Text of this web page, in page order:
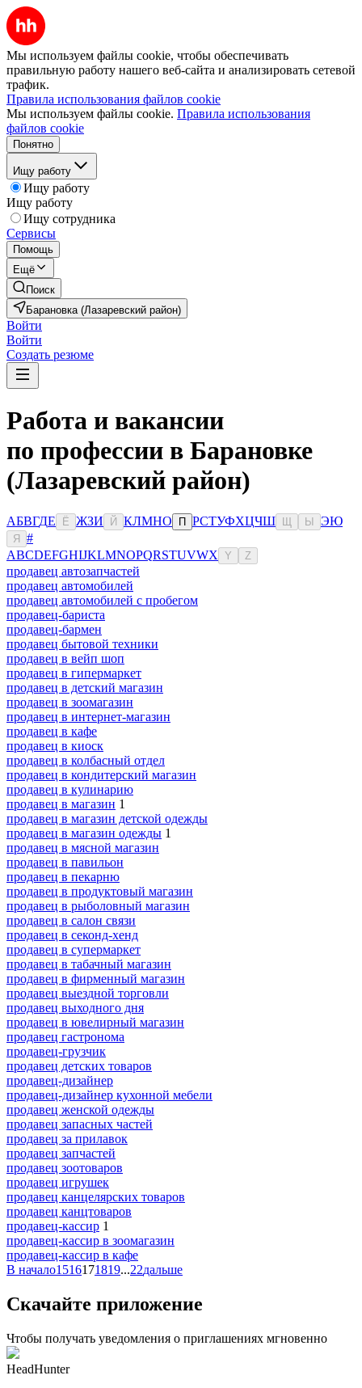
Мы используем файлы cookie, чтобы обеспечивать
правильную работу нашего веб-сайта и анализировать сетевой
трафик.
Правила использования файлов cookie
Мы используем файлы cookie. Правила использования
файлов cookie
Понятно
Ищу работу
Ищу работу
Ищу работу
Ищу сотрудника
Сервисы
Помощь
Ещё
Поиск
Барановка (Лазаревский район)
Войти
Войти
Создать резюме
Работа и вакансии
по профессии в Барановке
(Лазаревский район)
АБВГДЕ Ё ЖЗИ Й КЛМНО П РСТУФХЦЧШ Ы ЭЮ
Я
#
ABCDEFGHIJKLMNOPQRSTUVWX Y Z
продавец автозапчастей
продавец автомобилей
продавец автомобилей с пробегом
продавец-бариста
продавец-бармен
продавец бытовой техники
продавец в вейп шоп
продавец в гипермаркет
продавец в детский магазин
продавец в зоомагазин
продавец в интернет-магазин
продавец в кафе
продавец в киоск
продавец в колбасный отдел
продавец в кондитерский магазин
продавец в кулинарию
продавец в магазин 1
продавец в магазин детской одежды
продавец в магазин одежды 1
продавец в мясной магазин
продавец в павильон
продавец в пекарню
продавец в продуктовый магазин
продавец в рыболовный магазин
продавец в салон связи
продавец в секонд-хенд
продавец в супермаркет
продавец в табачный магазин
продавец в фирменный магазин
продавец выездной торговли
продавец выходного дня
продавец в ювелирный магазин
продавец гастронома
продавец-грузчик
продавец детских товаров
продавец-дизайнер
продавец-дизайнер кухонной мебели
продавец женской одежды
продавец запасных частей
продавец за прилавок
продавец запчастей
продавец зоотоваров
продавец игрушек
продавец канцелярских товаров
продавец канцтоваров
продавец-кассир 1
продавец-кассир в зоомагазин
продавец-кассир в кафе
В начало1516171819...22дальше
Скачайте приложение
Чтобы получать уведомления о приглашениях мгновенно
HeadHunter